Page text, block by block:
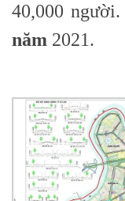
40,000
năm 2021.